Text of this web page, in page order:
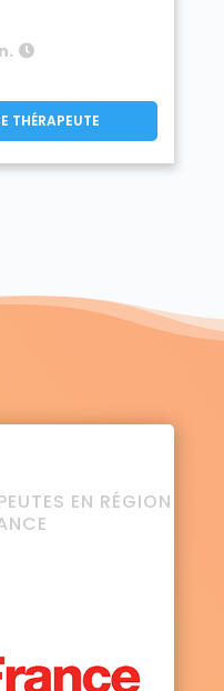
THÉRAPEUTE
EN RÉGION